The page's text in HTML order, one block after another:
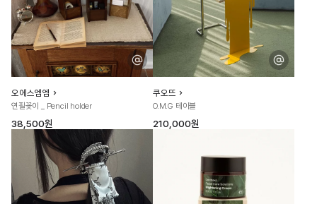
오에스엠엠
연필꽂이 _ Pencil holder
38,500원
쿠오뜨
O.M.G 테이블
210,000원